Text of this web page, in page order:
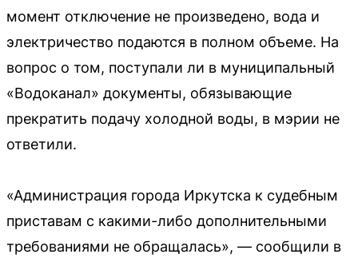
момент отключение не произведено, вода и
электричество подаются в полном объеме. На
вопрос о том, поступали ли в муниципальный
«Водоканал» документы, обязывающие
прекратить подачу холодной воды, в мэрии не
ответили.
«Администрация города Иркутска к судебным
приставам с какими-либо дополнительными
требованиями не обращалась», — сообщили в